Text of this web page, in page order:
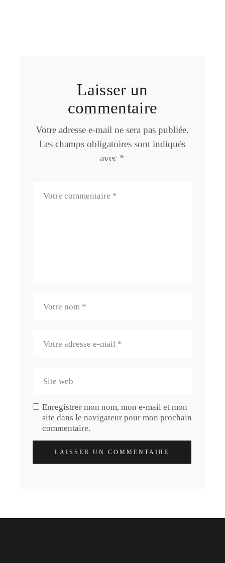
Laisser un
commentaire
Votre adresse e-mail ne sera pas publiée.
Les champs obligatoires sont indiqués
avec *
Enregistrer mon nom, mon e-mail et mon
site dans le navigateur pour mon prochain
commentaire.
LAISSER UN COMMENTAIRE